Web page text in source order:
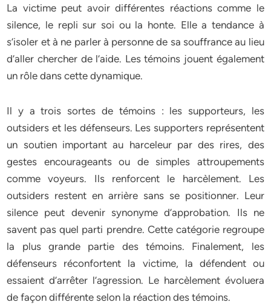
La victime peut avoir différentes réactions comme le
silence, le repli sur soi ou la honte. Elle a tendance à
s’isoler et à ne parler à personne de sa souffrance au lieu
d’aller chercher de l’aide. Les témoins jouent également
un rôle dans cette dynamique.
Il y a trois sortes de témoins : les supporteurs, les
outsiders et les défenseurs. Les supporters représentent
un soutien important au harceleur par des rires, des
gestes encourageants ou de simples attroupements
comme voyeurs. Ils renforcent le harcèlement. Les
outsiders restent en arrière sans se positionner. Leur
silence peut devenir synonyme d’approbation. Ils ne
savent pas quel parti prendre. Cette catégorie regroupe
la plus grande partie des témoins. Finalement, les
défenseurs réconfortent la victime, la défendent ou
essaient d’arrêter l’agression. Le harcèlement évoluera
de façon différente selon la réaction des témoins.